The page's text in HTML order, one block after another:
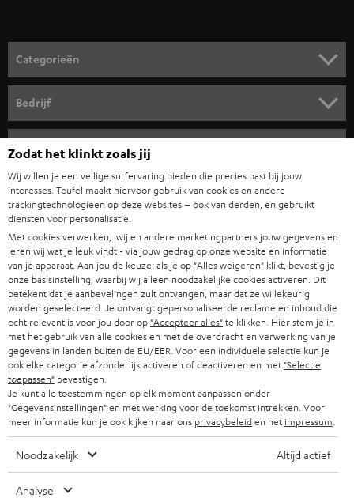
o
r
n
i
e
u
w
s
b
r
i
e
f
Categorieën
COMPLETE SYSTEMEN
HIFI-SPEAKERS
SMART HOME
BLUETOOTH
KOPTELEFOONS
BLUETOOTH KOPTELEFOONS
COMPLETE SETS
SPEAKERS
IN-EAR
Bedrijf
SUPPORT
CARRIÈRE
PERS & MARKETING
B2B
PARTNERPROGRAMMA
BLOG
NEWSLETTER
STORES
TEUFEL VOORDELEN
TEUFEL STORY
MANAGEMENT
Teufel online shops
DUITSLAND
OOSTENRIJK
ZWITSERLAND
NEDERLAND
BELGIË
FRANKRIJK
SPANJE
Zodat het klinkt zoals jij
Wij willen je een veilige surfervaring bieden die precies past bij jouw
interesses. Teufel maakt hiervoor gebruik van cookies en andere
trackingtechnologieën op deze websites – ook van derden, en gebruikt
diensten voor personalisatie.
Met cookies verwerken, wij en andere marketingpartners jouw gegevens en
leren wij wat je leuk vindt - via jouw gedrag op onze website en informatie
van je apparaat. Aan jou de keuze: als je op "Alles weigeren" klikt, bevestig je
onze basisinstelling, waarbij wij alleen noodzakelijke cookies activeren. Dit
betekent dat je aanbevelingen zult ontvangen, maar dat ze willekeurig
worden geselecteerd. Je ontvangt gepersonaliseerde reclame en inhoud die
echt relevant is voor jou door op "Accepteer alles"te klikken. Hier stem je in
met het gebruik van alle cookies en met de overdracht en verwerking van je
gegevens in landen buiten de EU/EER. Voor een individuele selectie kun je
ook elke categorie afzonderlijk activeren of deactiveren en met "Selectie
toepassen" bevestigen.
Je kunt alle toestemmingen op elk moment aanpassen onder
"Gegevensinstellingen" en met werking voor de toekomst intrekken. Voor
meer informatie kun je ook kijken naar ons privacybeleiden het impressum
Noodzakelijk Altijd actief
Analyse